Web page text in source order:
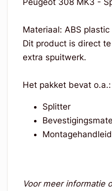
Peugeot 308 MK3 -
Materiaal: ABS plastic
Dit product is direct
extra spuitwerk.
Het pakket bevat o.a.:
Splitter
Voor meer informatie